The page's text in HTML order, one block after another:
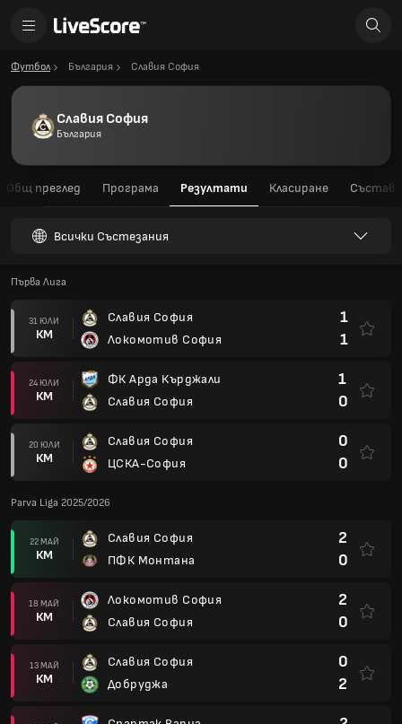
Футбол България Славия София
Славия София
България
Общ преглед Програма Резултати Класиране Състав
Всички Състезания
Първа Лига
31 ЮЛИ
КМ
Славия София
Локомотив София
1
1
24 ЮЛИ
КМ
ФК Арда Кърджали
Славия София
1
0
20 ЮЛИ
КМ
Славия София
ЦСКА-София
0
0
Parva Liga 2025/2026
22 МАЙ
КМ
Славия София
ПФК Монтана
2
0
18 МАЙ
КМ
Локомотив София
Славия София
2
0
13 МАЙ
КМ
Славия София
Добруджа
0
2